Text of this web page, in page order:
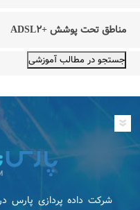
مناطق تحت پوشش +ADSL۲